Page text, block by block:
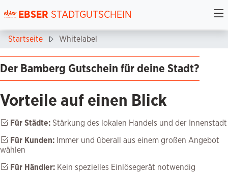
EBSER STADTGUTSCHEIN
Startseite Whitelabel
Der Bamberg Gutschein für deine Stadt?
Vorteile auf einen Blick
Für Städte: Stärkung des lokalen Handels und der Innenstadt
Für Kunden: Immer und überall aus einem großen Angebot
wählen
Für Händler: Kein spezielles Einlösegerät notwendig